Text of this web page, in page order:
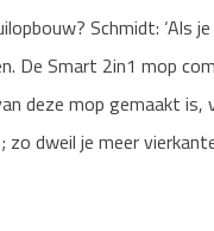
Schmidt:
De Smart 2in1 mop
deze mop gemaakt
dweil je meer